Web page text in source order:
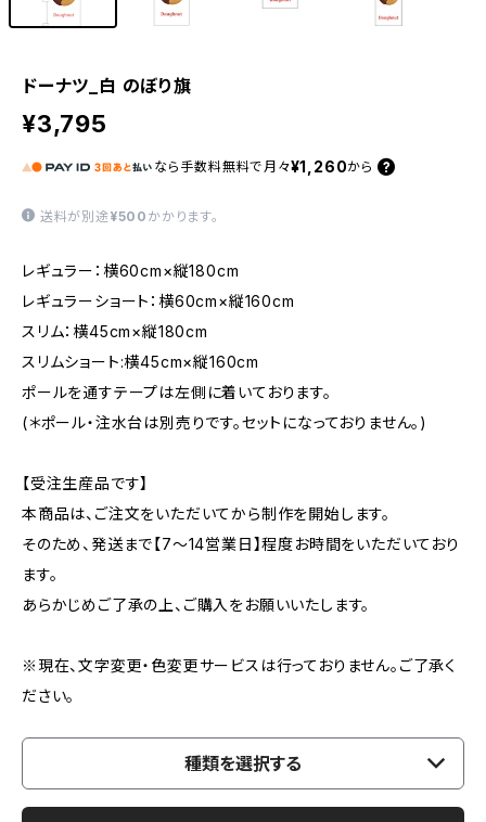
ドーナツ_白 のぼり旗
¥3,795
なら 手数料無料で 月々¥1,260から
送料が別途 ¥500 かかります。
レギュラー：横60cm×縦180cm
レギュラーショート：横60cm×縦160cm
スリム：横45cm×縦180cm
スリムショート:横45cm×縦160cm
ポールを通すテープは左側に着いております。
(＊ポール・注水台は別売りです。セットになっておりません。)
【受注生産品です】
本商品は、ご注文をいただいてから制作を開始します。
そのため、発送まで【7〜14営業日】程度お時間をいただいており
ます。
あらかじめご了承の上、ご購入をお願いいたします。
※現在、文字変更・色変更サービスは行っておりません。ご了承く
ださい。
種類を選択する